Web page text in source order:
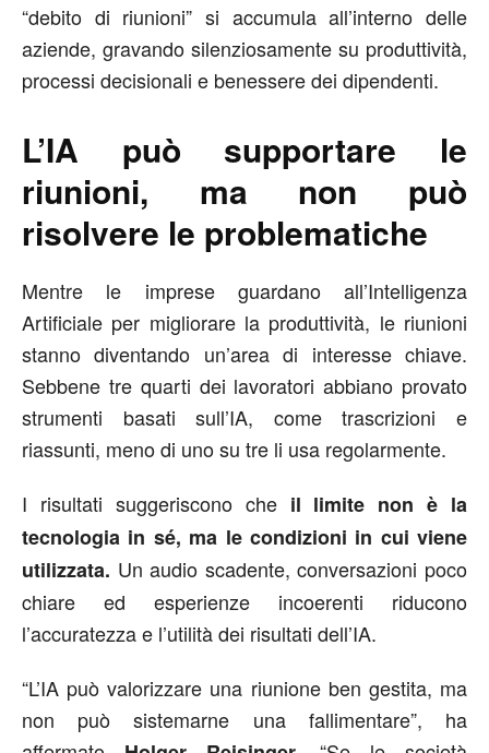
“debito di riunioni” si accumula all’interno delle
aziende, gravando silenziosamente su produttività,
processi decisionali e benessere dei dipendenti.
L’IA può supportare le
riunioni, ma non può
risolvere le problematiche
Mentre le imprese guardano all’Intelligenza
Artificiale per migliorare la produttività, le riunioni
stanno diventando un’area di interesse chiave.
Sebbene tre quarti dei lavoratori abbiano provato
strumenti basati sull’IA, come trascrizioni e
riassunti, meno di uno su tre li usa regolarmente.
I risultati suggeriscono che il limite non è la
tecnologia in sé, ma le condizioni in cui viene
utilizzata. Un audio scadente, conversazioni poco
chiare ed esperienze incoerenti riducono
l’accuratezza e l’utilità dei risultati dell’IA.
“L’IA può valorizzare una riunione ben gestita, ma
non può sistemarne una fallimentare”, ha